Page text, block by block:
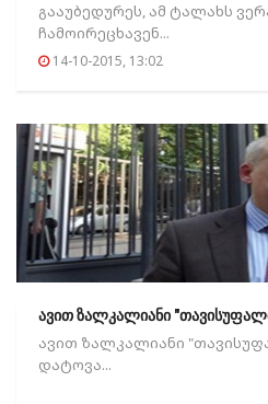
გააუბედურეს, ამ ტალახს
ჩამოირეცხავენ...
14-10-2015, 13:02
ავით ზალკალიანი
ავით ზალკალიანი
დატოვა...